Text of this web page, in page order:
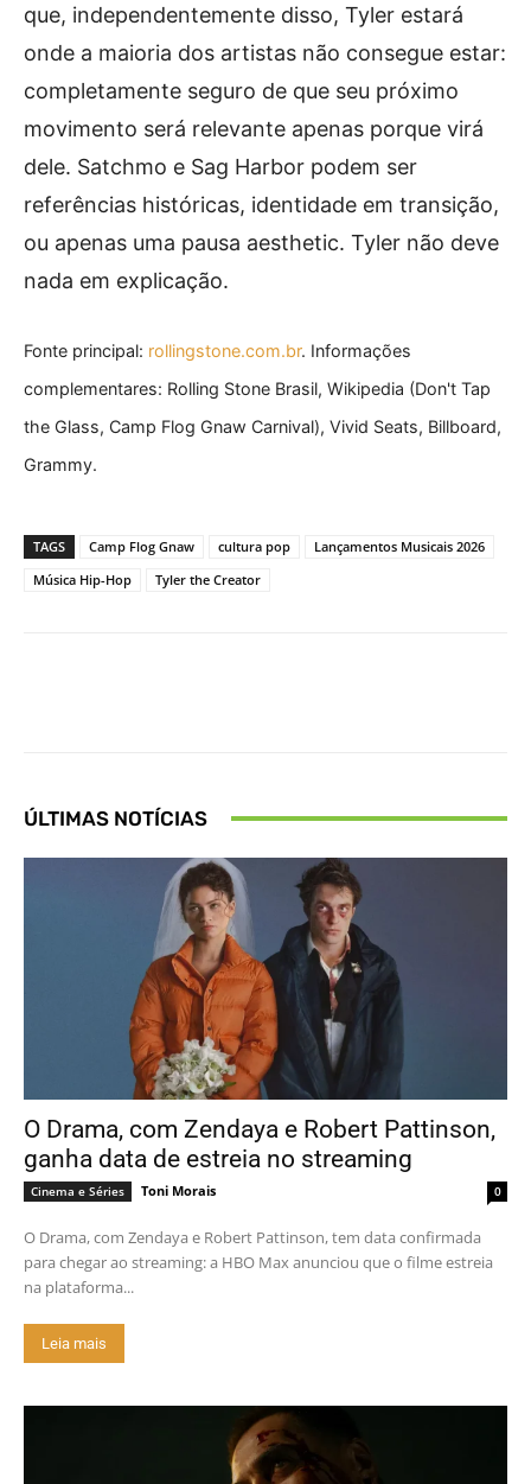
que, independentemente disso, Tyler estará
onde a maioria dos artistas não consegue estar:
completamente seguro de que seu próximo
movimento será relevante apenas porque virá
dele. Satchmo e Sag Harbor podem ser
referências históricas, identidade em transição,
ou apenas uma pausa aesthetic. Tyler não deve
nada em explicação.
Fonte principal: rollingstone.com.br. Informações
complementares: Rolling Stone Brasil, Wikipedia (Don't Tap
the Glass, Camp Flog Gnaw Carnival), Vivid Seats, Billboard,
Grammy.
TAGS Camp Flog Gnaw cultura pop
Lançamentos Musicais 2026
Música Hip-Hop
Tyler the Creator
ÚLTIMAS NOTÍCIAS
O Drama, com Zendaya e Robert Pattinson,
ganha data de estreia no streaming
Cinema e Séries Toni Morais 0
O Drama, com Zendaya e Robert Pattinson, tem data confirmada
para chegar ao streaming: a HBO Max anunciou que o filme estreia
na plataforma...
Leia mais